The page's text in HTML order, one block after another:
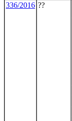
336/2016 ??